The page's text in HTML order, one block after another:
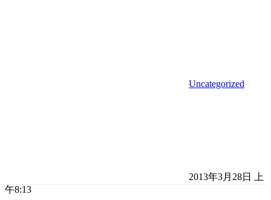
Uncategorized
2013年3月28日 上
午8:13